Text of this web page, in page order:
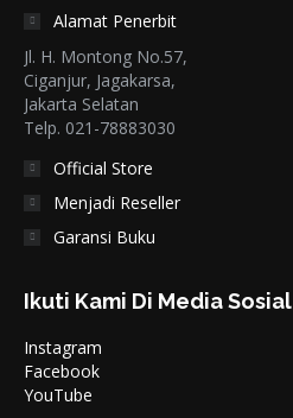
Alamat Penerbit
Jl. H. Montong No.57,
Ciganjur, Jagakarsa,
Jakarta Selatan
Telp. 021-78883030
Official Store
Menjadi Reseller
Garansi Buku
Ikuti Kami Di Media Sosial
Instagram
Facebook
YouTube